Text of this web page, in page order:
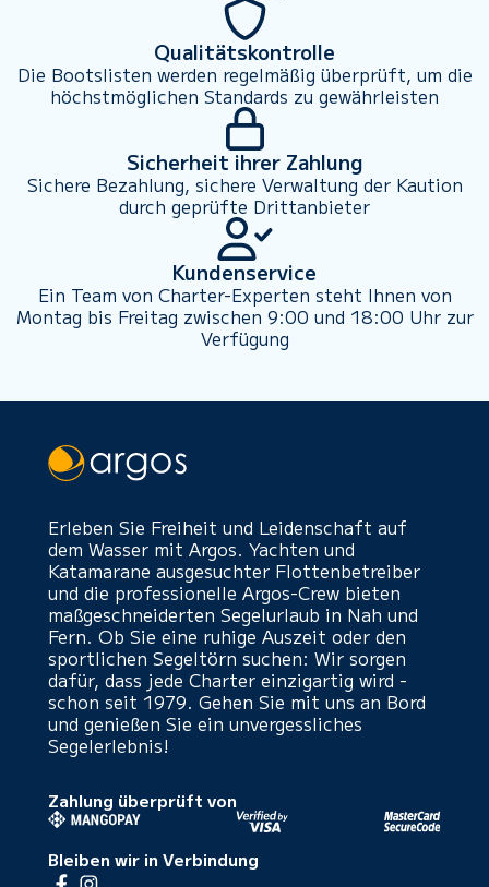
Qualitätskontrolle
Die Bootslisten werden regelmäßig überprüft, um die
höchstmöglichen Standards zu gewährleisten
Sicherheit ihrer Zahlung
Sichere Bezahlung, sichere Verwaltung der Kaution
durch geprüfte Drittanbieter
Kundenservice
Ein Team von Charter-Experten steht Ihnen von
Montag bis Freitag zwischen 9:00 und 18:00 Uhr zur
Verfügung
Erleben Sie Freiheit und Leidenschaft auf
dem Wasser mit Argos. Yachten und
Katamarane ausgesuchter Flottenbetreiber
und die professionelle Argos-Crew bieten
maßgeschneiderten Segelurlaub in Nah und
Fern. Ob Sie eine ruhige Auszeit oder den
sportlichen Segeltörn suchen: Wir sorgen
dafür, dass jede Charter einzigartig wird -
schon seit 1979. Gehen Sie mit uns an Bord
und genießen Sie ein unvergessliches
Segelerlebnis!
Zahlung überprüft von
Bleiben wir in Verbindung